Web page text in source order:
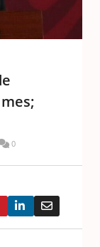
0
PinterestLinkedIn